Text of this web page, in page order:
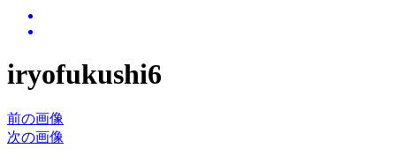
iryofukushi6
前の画像
次の画像